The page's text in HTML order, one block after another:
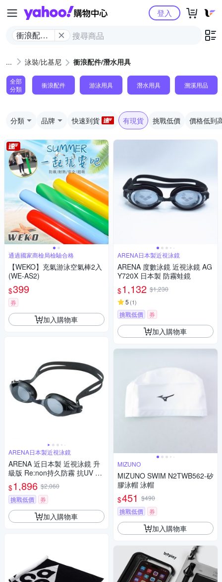
Yahoo購物中心
衝浪配件/
登入
泳裝/比基尼 衝浪配件/潛水用具
全部
分類
衝浪配件 游泳用具 潛水用具 溯溪用品
分類 品牌 快速到貨 有現貨 挑戰低價 價格低到
通過國家商檢局檢驗合格
【WEKO】充氣游泳空氣棒2入
(WE-AS2)
$399
券
加入購物車
ARENA日本製近視泳鏡
ARENA 近日本製 近視泳鏡 升
級版 Re:non持久防霧 抗UV A
GL4600XE-分度數
$1,896 $2,060
挑戰低價
券
加入購物車
ARENA日本製近視泳鏡
ARENA 度數泳鏡 近視泳鏡 AG
Y720X 日本製 防霧蛙鏡
$1,132 $1,230
5 (1)
挑戰低價 券
加入購物車
MIZUNO
MIZUNO SWIM N2TWB562-矽
膠泳帽 泳帽
$451 $490
挑戰低價
券
加入購物車